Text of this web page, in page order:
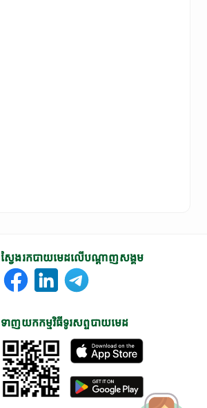
ស្វែងរកបាយមេដលើបណ្តាញសង្គម
ទាញយកកម្មវិធីទូរសព្ទបាយមេដ